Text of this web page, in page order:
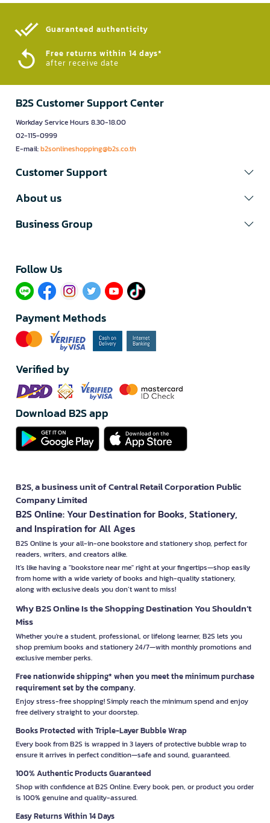
Guaranteed authenticity​
Free returns within 14 days*
after receive date
B2S Customer Support Center
Workday Service Hours 8.30-18.00
02-115-0999
E-mail:b2sonlineshopping@b2s.co.th
Customer Support
About us
Business Group
Follow Us​
Payment Methods
Verified by
Download B2S app
B2S, a business unit of Central Retail Corporation Public
Company Limited
B2S Online: Your Destination for Books, Stationery,
and Inspiration for All Ages
B2S Online is your all-in-one bookstore and stationery shop, perfect for
readers, writers, and creators alike.
It’s like having a "bookstore near me" right at your fingertips—shop easily
from home with a wide variety of books and high-quality stationery,
along with exclusive deals you don’t want to miss!
Why B2S Online Is the Shopping Destination You Shouldn’t
Miss
Whether you're a student, professional, or lifelong learner, B2S lets you
shop premium books and stationery 24/7—with monthly promotions and
exclusive member perks.
Free nationwide shipping* when you meet the minimum purchase
requirement set by the company.
Enjoy stress-free shopping! Simply reach the minimum spend and enjoy
free delivery straight to your doorstep.
Books Protected with Triple-Layer Bubble Wrap
Every book from B2S is wrapped in 3 layers of protective bubble wrap to
ensure it arrives in perfect condition—safe and sound, guaranteed.
100% Authentic Products Guaranteed
Shop with confidence at B2S Online. Every book, pen, or product you order
is 100% genuine and quality-assured.
Easy Returns Within 14 Days